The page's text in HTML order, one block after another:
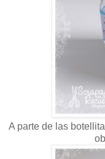
A parte de las